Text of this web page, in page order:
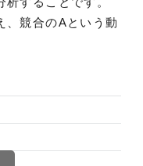
、競合のAという動